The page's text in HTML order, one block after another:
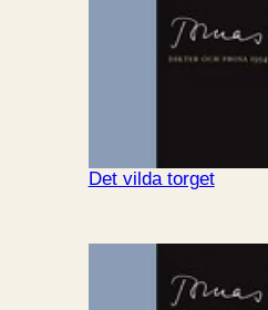
Det vilda torget